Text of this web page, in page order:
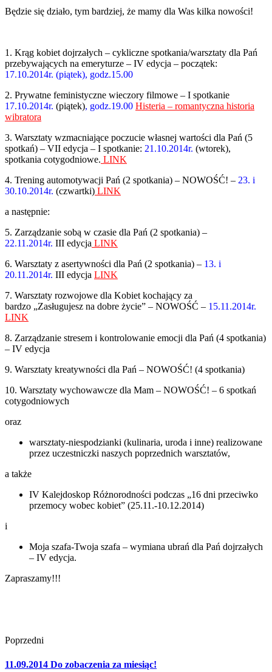
Będzie się działo, tym bardziej, że mamy dla Was kilka nowości!
1. Krąg kobiet dojrzałych – cykliczne spotkania/warsztaty dla Pań
przebywających na emeryturze – IV edycja – początek:
17.10.2014r. (piątek), godz.15.00
2. Prywatne feministyczne wieczory filmowe – I spotkanie
17.10.2014r. (piątek), godz.19.00 Histeria – romantyczna historia
wibratora
3. Warsztaty wzmacniające poczucie własnej wartości dla Pań (5
spotkań) – VII edycja – I spotkanie: 21.10.2014r. (wtorek),
spotkania cotygodniowe. LINK
4. Trening automotywacji Pań (2 spotkania) – NOWOŚĆ! – 23. i
30.10.2014r. (czwartki) LINK
a następnie:
5. Zarządzanie sobą w czasie dla Pań (2 spotkania) –
22.11.2014r. III edycja LINK
6. Warsztaty z asertywności dla Pań (2 spotkania) – 13. i
20.11.2014r. III edycja LINK
7. Warsztaty rozwojowe dla Kobiet kochający za
bardzo „Zasługujesz na dobre życie” – NOWOŚĆ – 15.11.2014r.
LINK
8. Zarządzanie stresem i kontrolowanie emocji dla Pań (4 spotkania)
– IV edycja
9. Warsztaty kreatywności dla Pań – NOWOŚĆ! (4 spotkania)
10. Warsztaty wychowawcze dla Mam – NOWOŚĆ! – 6 spotkań
cotygodniowych
oraz
warsztaty-niespodzianki (kulinaria, uroda i inne) realizowane
przez uczestniczki naszych poprzednich warsztatów,
a także
IV Kalejdoskop Różnorodności podczas „16 dni przeciwko
przemocy wobec kobiet” (25.11.-10.12.2014)
i
Moja szafa-Twoja szafa – wymiana ubrań dla Pań dojrzałych
– IV edycja.
Zapraszamy!!!
Poprzedni
11.09.2014 Do zobaczenia za miesiąc!